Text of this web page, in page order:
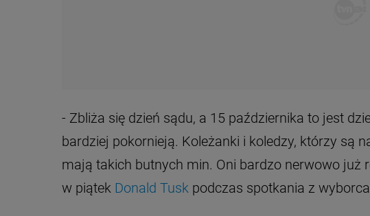
- Zbliża się dzień sądu, a 15 października to jest
bardziej pokornieją. Koleżanki i koledzy, którzy są
mają takich butnych min. Oni bardzo nerwowo już
w piątek Donald Tusk podczas spotkania z